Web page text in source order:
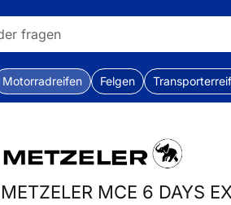
Motorradreifen Felgen
METZELER MCE 6 DAYS